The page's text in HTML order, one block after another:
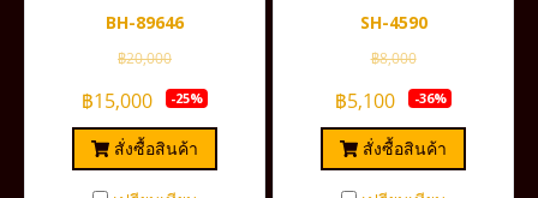
BH-89646
฿20,000
฿15,000 -25%
สั่งซื้อสินค้า
SH-4590
฿8,000
฿5,100 -36%
สั่งซื้อสินค้า